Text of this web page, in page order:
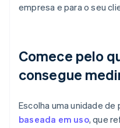
empresa e para o seu
Comece pelo
consegue
Escolha uma unidade
baseada em uso, que